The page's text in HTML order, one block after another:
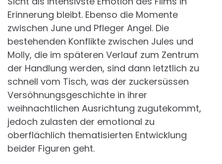
Erinnerung bleibt. Ebenso die Momente
zwischen June und Pfleger Angel. Die
bestehenden Konflikte zwischen Jules und
Molly, die im späteren Verlauf zum Zentrum
der Handlung werden, sind dann letztlich zu
schnell vom Tisch, was der zuckersüssen
Versöhnungsgeschichte in ihrer
weihnachtlichen Ausrichtung zugutekommt,
jedoch zulasten der emotional zu
oberflächlich thematisierten Entwicklung
beider Figuren geht.